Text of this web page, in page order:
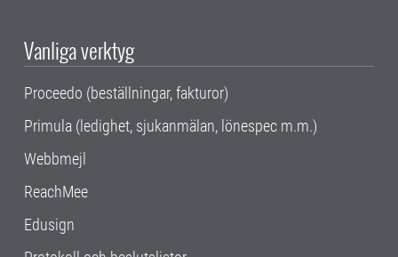
Vanliga verktyg
Proceedo (beställningar, fakturor)
Primula (ledighet, sjukanmälan, lönespec m.m.)
Webbmejl
ReachMee
Edusign